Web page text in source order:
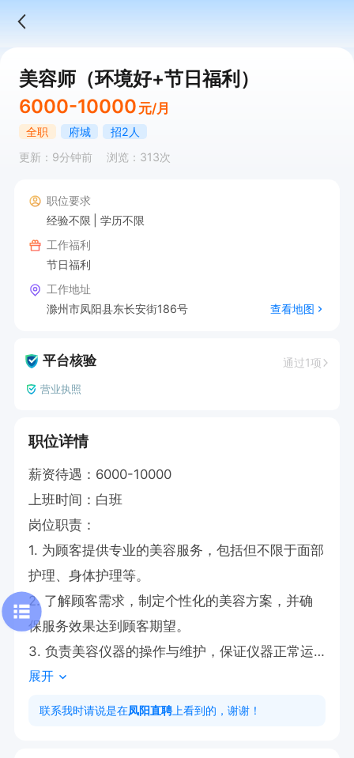
美容师（环境好+节日福利）
6000-10000 元/月
全职 府城
招2人
更新：9分钟前
浏览：313次
职位要求
经验不限
学历不限
工作福利
节日福利
工作地址
滁州市凤阳县东长安街186号
查看地图
平台核验 通过1项
营业执照
职位详情
薪资待遇：6000-10000
上班时间：白班
岗位职责：
1. 为顾客提供专业的美容服务，包括但不限于面部
护理、身体护理等。
2. 了解顾客需求，制定个性化的美容方案，并确
保服务效果达到顾客期望。
3. 负责美容仪器的操作与维护，保证仪器正常运
行。
展开
联系我时请说是在凤阳直聘 上看到的，谢谢！